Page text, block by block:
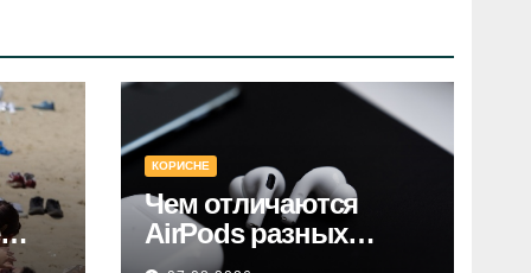
КОРИСНЕ
Чем отличаются
AirPods разных
поколений: